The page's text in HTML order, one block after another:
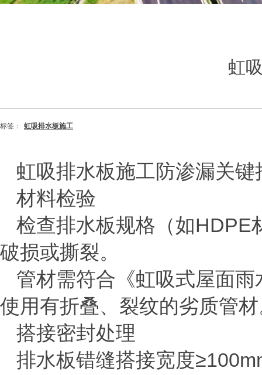
虹
标签： 虹吸排水板施工
虹吸排水板施工防渗漏关键
‌材料检验‌
检查排水板规格（如HDPE
破损或撕裂‌。
管材需符合《虹吸式屋面
使用有折叠、裂纹的劣质管
‌搭接密封处理‌
排水板错缝搭接宽度≥